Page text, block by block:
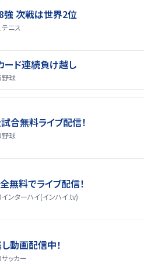
強 次戦は世界2位
テニス
ード連続負け越し
野球
合無料ライブ配信！
野球
無料でライブ配信！
インターハイ(インハイ.tv)
動画配信中！
サッカー